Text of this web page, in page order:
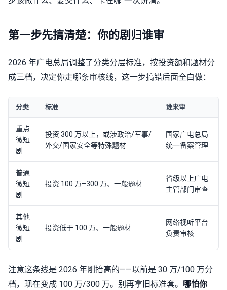
第一步先搞清楚：你的剧归谁审
2026 年广电总局调整了分类分层标准，按投资额和题材分
成三档，决定你走哪条审核线，这一步搞错后面全白做：
分类 标准 谁来审
重点
微短
剧
投资 300 万以上，或涉政治/军事/
外交/国家安全等特殊题材
国家广电总局
统一备案管理
普通
微短
剧
投资 100 万–300 万、一般题材
省级以上广电
主管部门审查
其他
微短
剧
投资低于 100 万、一般题材
网络视听平台
负责审核
注意这条线是 2026 年刚抬高的——以前是 30 万/100 万分
档，现在变成 100 万/300 万。别再拿旧标准套。 哪怕你